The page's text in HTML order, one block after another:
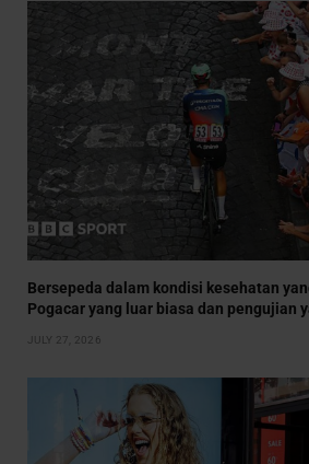
Bersepeda dalam kondisi kesehatan
Pogacar yang luar biasa dan pengujian
JULY 27, 2026